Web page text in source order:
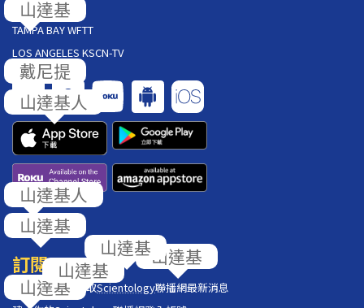
AT&T U-VERSE
TAMPA BAY WFTT
LOS ANGELES KSCN-TV
回饋
訂閱
在你的收件匣獲取Scientology聯播網最新消息